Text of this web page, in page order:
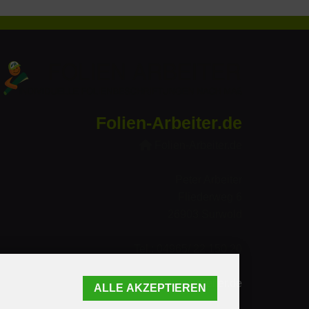
Folien-Arbeiter.de
info@folien-arbeiter.de
ALLE AKZEPTIEREN